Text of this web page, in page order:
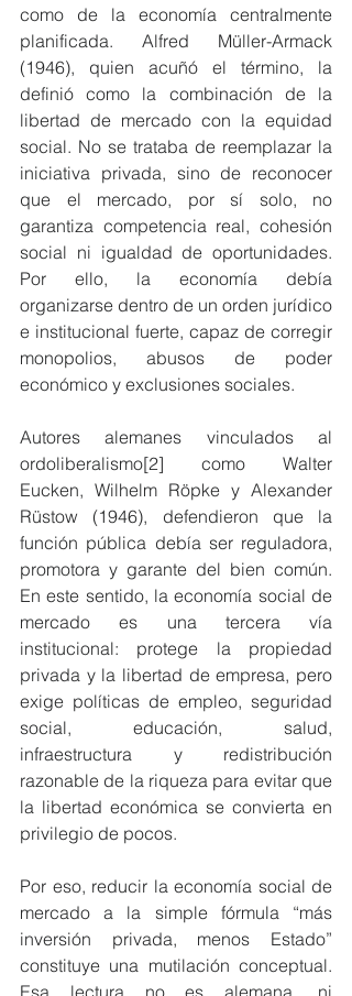
como de la economía centralmente
planificada. Alfred Müller-Armack
(1946), quien acuñó el término, la
definió como la combinación de la
libertad de mercado con la equidad
social. No se trataba de reemplazar la
iniciativa privada, sino de reconocer
que el mercado, por sí solo, no
garantiza competencia real, cohesión
social ni igualdad de oportunidades.
Por ello, la economía debía
organizarse dentro de un orden jurídico
e institucional fuerte, capaz de corregir
monopolios, abusos de poder
económico y exclusiones sociales.
Autores alemanes vinculados al
ordoliberalismo[2] como Walter
Eucken, Wilhelm Röpke y Alexander
Rüstow (1946), defendieron que la
función pública debía ser reguladora,
promotora y garante del bien común.
En este sentido, la economía social de
mercado es una tercera vía
institucional: protege la propiedad
privada y la libertad de empresa, pero
exige políticas de empleo, seguridad
social, educación, salud,
infraestructura y redistribución
razonable de la riqueza para evitar que
la libertad económica se convierta en
privilegio de pocos.
Por eso, reducir la economía social de
mercado a la simple fórmula “más
inversión privada, menos Estado”
constituye una mutilación conceptual.
Esa lectura no es alemana, ni